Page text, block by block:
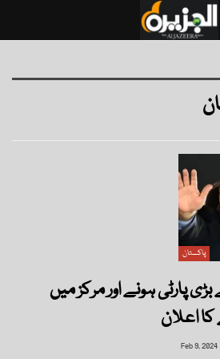
پاکستان
پارٹی ہونے اور مرکز میں
اعلان
Feb 9, 2024